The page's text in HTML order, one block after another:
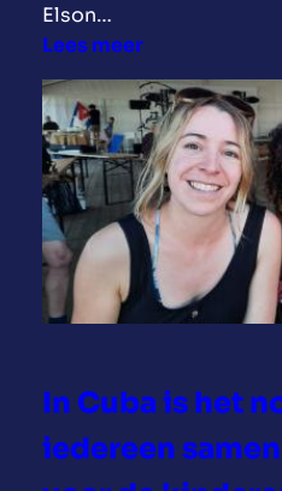
.
e
Elson…
Lees meer:
I
s
r
a
ë
l
e
n
e
t
In Cuba is het
iedereen